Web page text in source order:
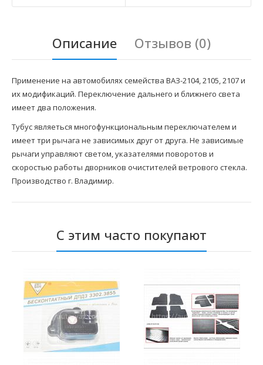
Описание Отзывов (0)
Применение на автомобилях семейства ВАЗ-2104, 2105, 2107 и
их модификаций. Переключение дальнего и ближнего света
имеет два положения.
Тубус являеться многофункциональным переключателем и
имеет три рычага не зависимых друг от друга. Не зависимые
рычаги управляют светом, указателями поворотов и
скоростью работы дворников очистителей ветрового стекла.
Производство г. Владимир.
С этим часто покупают